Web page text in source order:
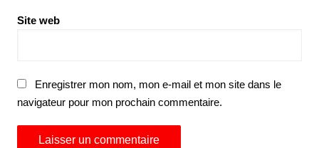
Site web
Enregistrer mon nom, mon e-mail et mon site dans le
navigateur pour mon prochain commentaire.